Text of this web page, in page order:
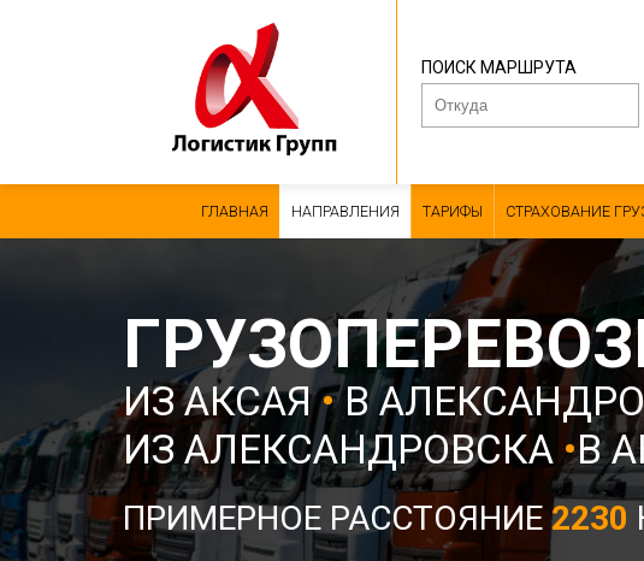
ПОИСК МАРШРУТА
ГЛАВНАЯ НАПРАВЛЕНИЯ ТАРИФЫ СТРАХОВАНИЕ
ИЗ АКСАЯ•В
ИЗ АЛЕКСАНДРОВСКА•В
ПРИМЕРНОЕ РАССТОЯНИЕ2230